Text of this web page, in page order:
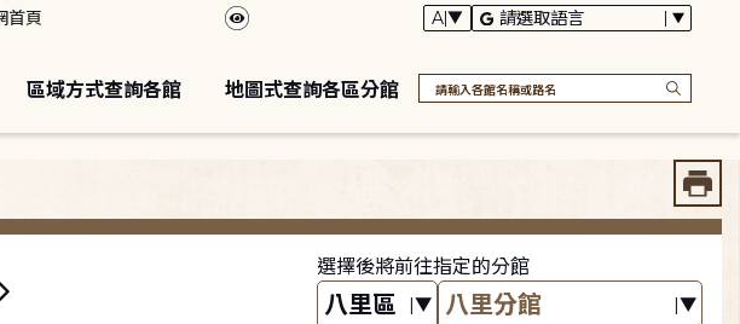
首頁
區域方式查詢各館 地圖式查詢各區分館
選擇後將前往指定的分館